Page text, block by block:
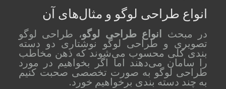
انواع طراحی لوگو و مثال‌های آن
در مبحث انواع طراحی لوگو، طراحی لوگو
تصویری و طراحی لوگو نوشتاری دو دسته
بندی کلی محسوب می‌شوند که ذهن مخاطب
را سامان می‌دهند اما اگر بخواهیم در مورد
طراحی لوگو به صورت تخصصی صحبت کنیم
به چند دسته بندی برخواهیم خورد.